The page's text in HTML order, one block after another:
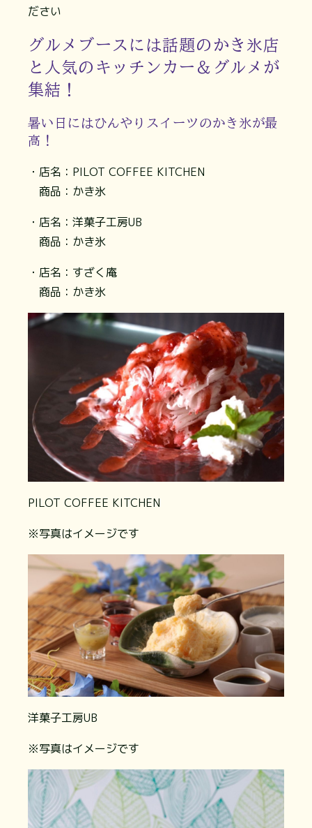
ださい
グルメブースには話題のかき氷店
と人気のキッチンカー＆グルメが
集結！
暑い日にはひんやりスイーツのかき氷が最
高！
・店名：PILOT COFFEE KITCHEN
商品：かき氷
・店名：洋菓子工房UB
商品：かき氷
・店名：すざく庵
商品：かき氷
PILOT COFFEE KITCHEN
※写真はイメージです
洋菓子工房UB
※写真はイメージです